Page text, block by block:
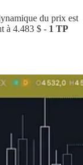
du prix est
à 4.483 $ - 1 TP